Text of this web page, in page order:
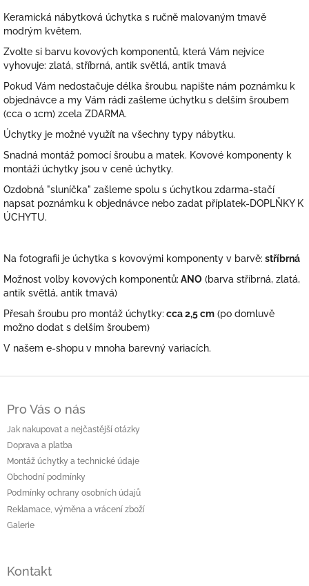
Keramická nábytková úchytka s ručně malovaným tmavě
modrým květem.
Zvolte si barvu kovových komponentů, která Vám nejvíce
vyhovuje: zlatá, stříbrná, antik světlá, antik tmavá
Pokud Vám nedostačuje délka šroubu, napište nám poznámku k
objednávce a my Vám rádi zašleme úchytku s delším šroubem
(cca o 1cm) zcela ZDARMA.
Úchytky je možné využít na všechny typy nábytku.
Snadná montáž pomocí šroubu a matek. Kovové komponenty k
montáži úchytky jsou v ceně úchytky.
Ozdobná "sluníčka" zašleme spolu s úchytkou zdarma-stačí
napsat poznámku k objednávce nebo zadat příplatek-DOPLŇKY K
ÚCHYTU.
Na fotografii je úchytka s kovovými komponenty v barvě: stříbrná
Možnost volby kovových komponentů: ANO (barva stříbrná, zlatá,
antik světlá, antik tmavá)
Přesah šroubu pro montáž úchytky: cca 2,5 cm (po domluvě
možno dodat s delším šroubem)
V našem e-shopu v mnoha barevný variacích.
Pro Vás o nás
Jak nakupovat a nejčastější otázky
Doprava a platba
Montáž úchytky a technické údaje
Obchodní podmínky
Podmínky ochrany osobních údajů
Reklamace, výměna a vrácení zboží
Galerie
Kontakt